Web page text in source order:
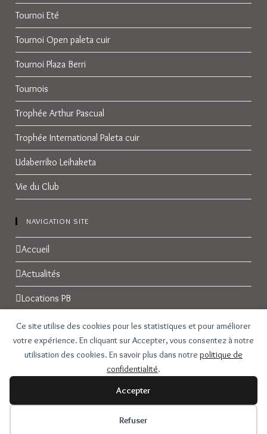
Ce site utilise des cookies pour les statistiques et pour améliorer
votre expérience. En cliquant sur Accepter, vous consentez à notre
utilisation des cookies. En savoir plus dans notre politique de
confidentialité.
Accepter
Refuser
Tournoi Eté
Tournoi Open paleta cuir
Tournoi Plaza Berri
Tournois
Trophée Arthur Pascual
Trophée International Paleta cuir
Udaberriko Leihaketa
Vie du Club
NAVIGATION SITE
Accueil
Actualités
Locations PB
Réservations
Galerie Photos